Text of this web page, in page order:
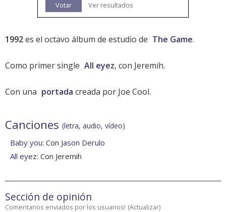
Votar Ver resultados
1992es el octavo álbum de estudio de The Game.
Como primer single All eyez, con Jeremih.
Con una portada creada por Joe Cool.
Canciones (letra, audio, vídeo)
Baby you: Con Jason Derulo
All eyez: Con Jeremih
Sección de opinión
Comentarios enviados por los usuarios! (Actualizar)